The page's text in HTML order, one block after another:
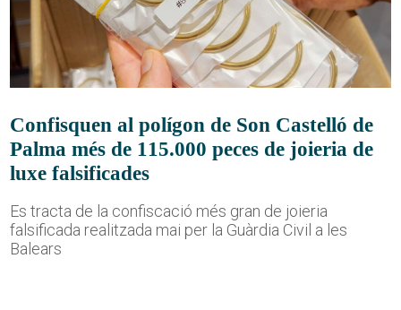
Confisquen al polígon de Son Castelló de
Palma més de 115.000 peces de joieria de
luxe falsificades
Es tracta de la confiscació més gran de joieria
falsificada realitzada mai per la Guàrdia Civil a les
Balears